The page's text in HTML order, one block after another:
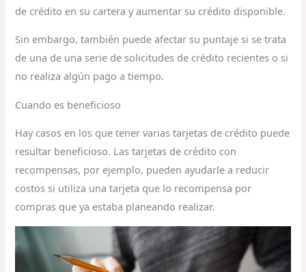
de crédito en su cartera y aumentar su crédito disponible.
Sin embargo, también puede afectar su puntaje si se trata
de una de una serie de solicitudes de crédito recientes o si
no realiza algún pago a tiempo.
Cuando es beneficioso
Hay casos en los que tener varias tarjetas de crédito puede
resultar beneficioso. Las tarjetas de crédito con
recompensas, por ejemplo, pueden ayudarle a reducir
costos si utiliza una tarjeta que lo recompensa por
compras que ya estaba planeando realizar.